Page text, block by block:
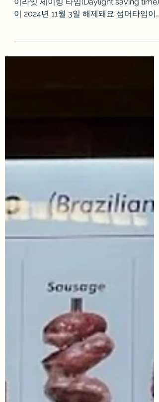
서머타임,섬머타임(Summer time) 또는 데
이라잇 세이빙 타임(Daylight saving time)
해제되면 미국 시간이 1시간 느려져요 11월
3일 새벽 2시에 섬머타임이 해제되면서 새